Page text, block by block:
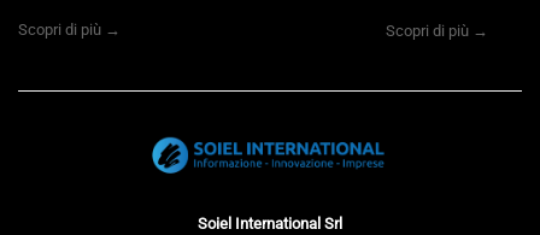
Scopri di più → Scopri di più →
Soiel International Srl